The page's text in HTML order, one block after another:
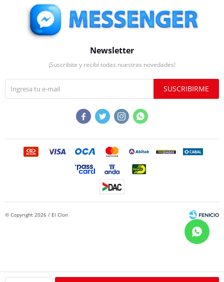
Newsletter
¡Suscribite y recibí todas nuestras novedades!
SUSCRIBIRME
   
© Copyright 2026 / El Clon